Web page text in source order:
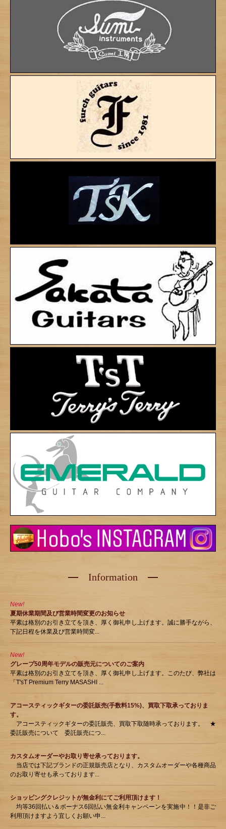
Information
New!
夏期休業期間及び営業時間変更のお知らせ
平素は格別のお引き立てを頂き、厚く御礼申し上げます。誠に勝手ながら、
下記日程を休業及び営業時間変...
New!
グレープ50周年モデルの販売元についてのご案内
平素は格別のお引き立てを頂き、厚く御礼申し上げます。このたび、弊社は
「T'sT Premium Terry MASASHI ...
アコースティックギターの委託販売(手数料15%)、買取下取承っておりま
す。
アコースティックギターの委託販売、買取下取随時承っております。 ★
委託販売について 委託販売につ...
カスタムオーダーやお取り寄せ承っております。
当店では下記ブランドの正規販売店となり、カスタムオーダーや各種商品
のお取り寄せも承っております...
ショッピングクレジットが無金利にてご利用頂けます！
均等36回払い＆ボーナス6回払い無金利キャンペーンを実施中！！是非ご
利用頂けますよう宜しくお願い申...